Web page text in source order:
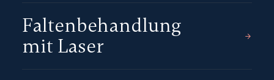
Faltenbehandlung
mit Laser